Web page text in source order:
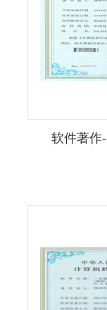
软件著作